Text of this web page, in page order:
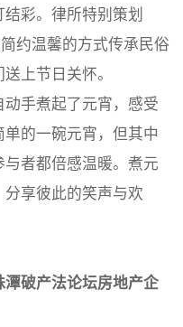
彩。律所特别策划
约温馨的方式传承民俗
上节日关怀。
手煮起了元宵，感受
的一碗元宵，但其中
者都倍感温暖。煮元
享彼此的笑声与欢
潭破产法论坛房地产企